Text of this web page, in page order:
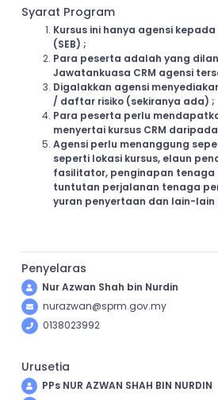
Syarat Program
Kursus ini hanya agensi
(SEB) ;
Para peserta adalah yang
Jawatankuasa CRM agensi
Digalakkan agensi
/ daftar risiko (sekiranya ada) ;
Para peserta perlu
menyertai kursus CRM
Agensi perlu menanggung
seperti lokasi kursus, elaun
fasilitator, penginapan tenaga
tuntutan perjalanan tenaga
yuran penyertaan dan lain-lain
Penyelaras
Nur Azwan Shah bin Nurdin
nurazwan@sprm.gov.my
0138023992
Urusetia
PPs NUR AZWAN SHAH BIN NURDIN